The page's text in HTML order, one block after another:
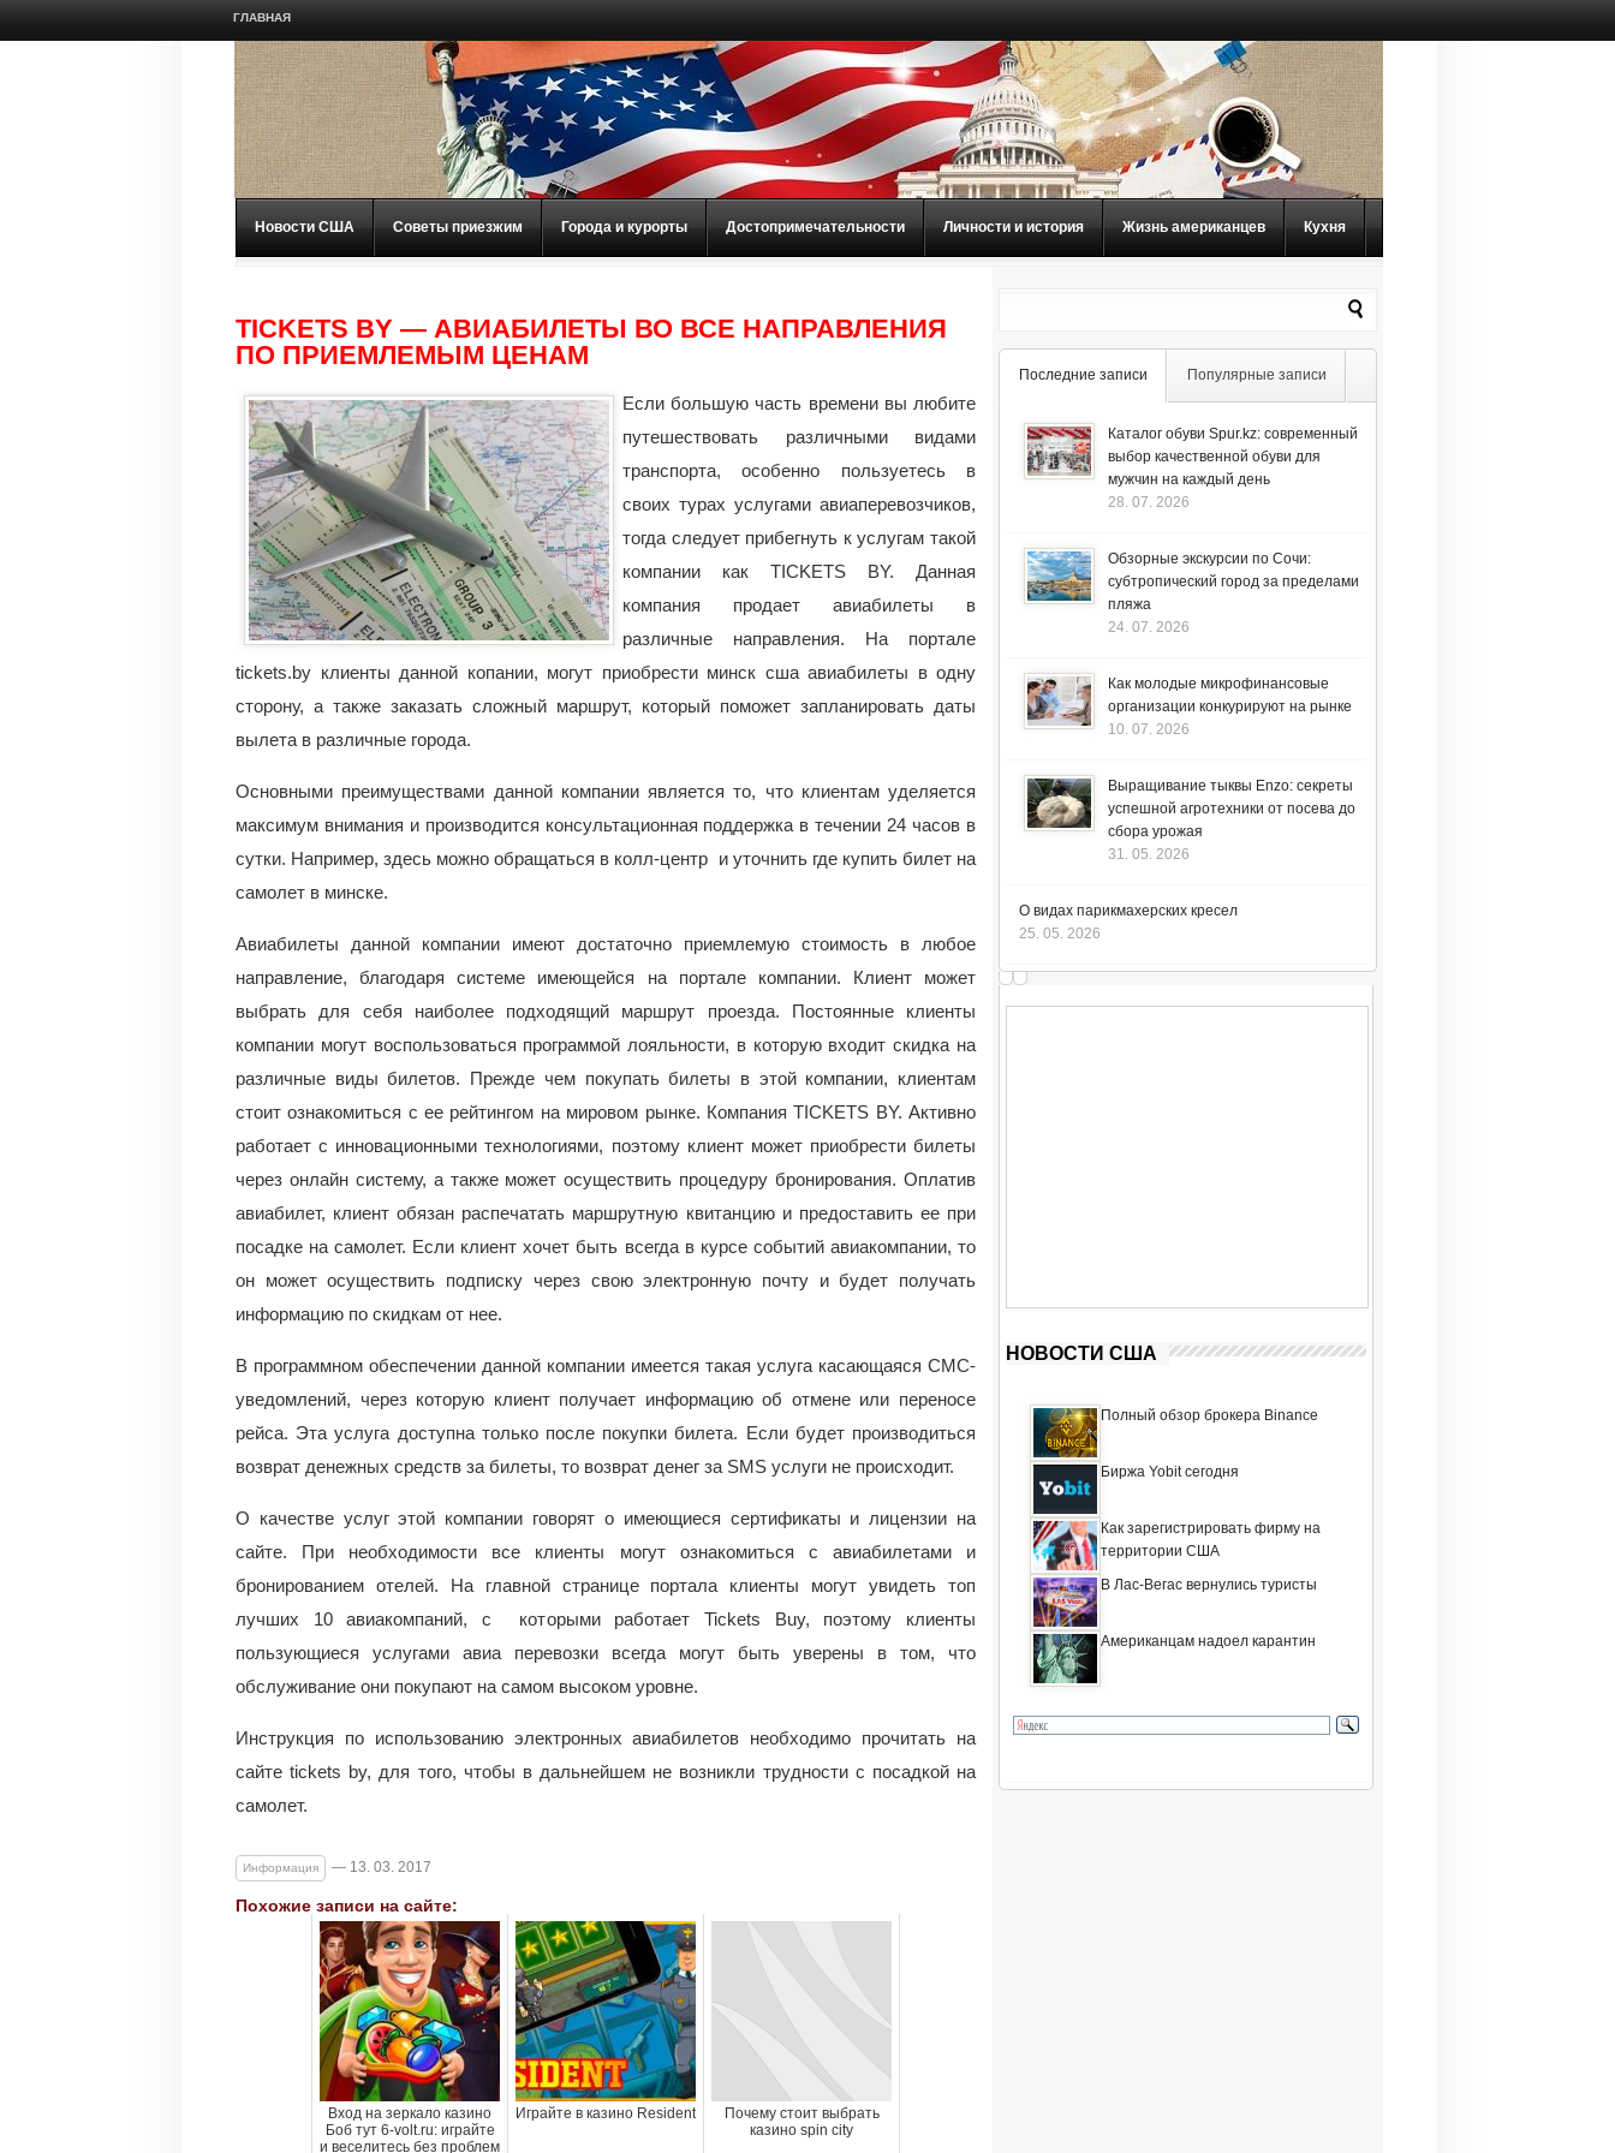
ГЛАВНАЯ
Новости США Советы приезжим Города и курорты Достопримечательности Личности и история Жизнь американцев Кухня
TICKETS BY — АВИАБИЛЕТЫ ВО ВСЕ НАПРАВЛЕНИЯ
ПО ПРИЕМЛЕМЫМ ЦЕНАМ
Если большую часть времени вы любите
путешествовать различными видами
транспорта, особенно пользуетесь в
своих турах услугами авиаперевозчиков,
тогда следует прибегнуть к услугам такой
компании как TICKETS BY. Данная
компания продает авиабилеты в
различные направления. На портале
tickets.by клиенты данной копании, могут приобрести минск сша авиабилеты в одну
сторону, а также заказать сложный маршрут, который поможет запланировать даты
вылета в различные города.
Основными преимуществами данной компании является то, что клиентам уделяется
максимум внимания и производится консультационная поддержка в течении 24 часов в
сутки. Например, здесь можно обращаться в колл-центр и уточнить где купить билет на
самолет в минске.
Авиабилеты данной компании имеют достаточно приемлемую стоимость в любое
направление, благодаря системе имеющейся на портале компании. Клиент может
выбрать для себя наиболее подходящий маршрут проезда. Постоянные клиенты
компании могут воспользоваться программой лояльности, в которую входит скидка на
различные виды билетов. Прежде чем покупать билеты в этой компании, клиентам
стоит ознакомиться с ее рейтингом на мировом рынке. Компания TICKETS BY. Активно
работает с инновационными технологиями, поэтому клиент может приобрести билеты
через онлайн систему, а также может осуществить процедуру бронирования. Оплатив
авиабилет, клиент обязан распечатать маршрутную квитанцию и предоставить ее при
посадке на самолет. Если клиент хочет быть всегда в курсе событий авиакомпании, то
он может осуществить подписку через свою электронную почту и будет получать
информацию по скидкам от нее.
В программном обеспечении данной компании имеется такая услуга касающаяся СМС-
уведомлений, через которую клиент получает информацию об отмене или переносе
рейса. Эта услуга доступна только после покупки билета. Если будет производиться
возврат денежных средств за билеты, то возврат денег за SMS услуги не происходит.
О качестве услуг этой компании говорят о имеющиеся сертификаты и лицензии на
сайте. При необходимости все клиенты могут ознакомиться с авиабилетами и
бронированием отелей. На главной странице портала клиенты могут увидеть топ
лучших 10 авиакомпаний, с которыми работает Tickets Buy, поэтому клиенты
пользующиеся услугами авиа перевозки всегда могут быть уверены в том, что
обслуживание они покупают на самом высоком уровне.
Инструкция по использованию электронных авиабилетов необходимо прочитать на
сайте tickets by, для того, чтобы в дальнейшем не возникли трудности с посадкой на
самолет.
Информация — 13. 03. 2017
Похожие записи на сайте:
Вход на зеркало казино
Боб тут 6-volt.ru: играйте
и веселитесь без проблем
Играйте в казино Resident
Почему стоит выбрать
казино spin city
Последние записи Популярные записи
Каталог обуви Spur.kz: современный
выбор качественной обуви для
мужчин на каждый день
28. 07. 2026
Обзорные экскурсии по Сочи:
субтропический город за пределами
пляжа
24. 07. 2026
Как молодые микрофинансовые
организации конкурируют на рынке
10. 07. 2026
Выращивание тыквы Enzo: секреты
успешной агротехники от посева до
сбора урожая
31. 05. 2026
О видах парикмахерских кресел
25. 05. 2026
НОВОСТИ США
Полный обзор брокера Binance
Биржа Yobit сегодня
Как зарегистрировать фирму на
территории США
В Лас-Вегас вернулись туристы
Американцам надоел карантин